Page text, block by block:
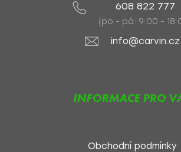
608 822 777
(po - pá: 9:00 -
info@carvin.cz
INFORMACE PRO
Obchodní podmínky